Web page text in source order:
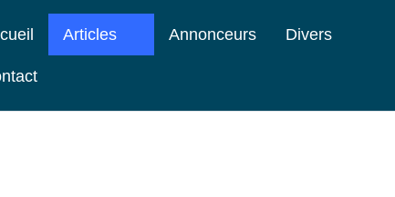
Articles Annonceurs Divers